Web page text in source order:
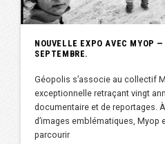
NOUVELLE EXPO AVEC MYOP
SEPTEMBRE.
Géopolis s’associe au collectif
exceptionnelle retraçant vingt
documentaire et de reportages.
d’images emblématiques, Myop
parcourir